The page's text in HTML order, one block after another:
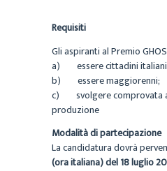
Requisiti
Gli aspiranti al Premio
a) essere cittadini
b) essere maggiorenni;
c) svolgere comprovata
produzione
Modalità di partecipazione
La candidatura dovrà
(ora italiana) del 18 luglio